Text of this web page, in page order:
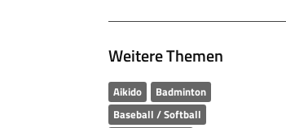
Weitere Themen
Aikido
Badminton
Baseball / Softball